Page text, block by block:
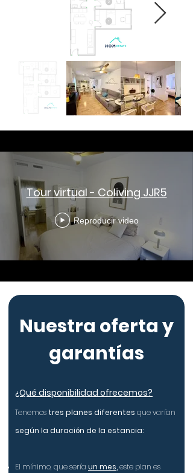
Tour virtual - Coliving JJR5
Reproducir video
Nuestra oferta y
garantías
¿Qué disponibilidad ofrecemos?
Tenemos tres planes diferentes que varían
según la duración de la estancia:
El mínimo, que sería un mes este plan es